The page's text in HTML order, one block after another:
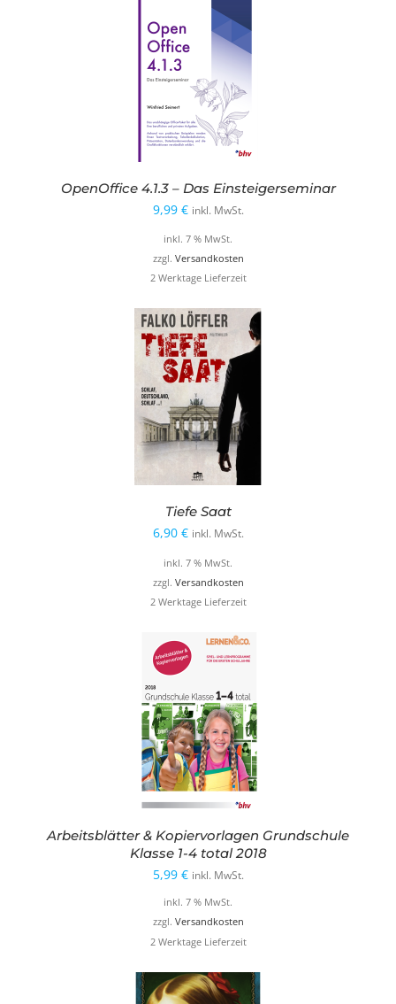
OpenOffice 4.1.3 – Das Einsteigerseminar
9,99 € inkl. MwSt.
inkl. 7 % MwSt.
zzgl. Versandkosten
2 Werktage Lieferzeit
Tiefe Saat
6,90 € inkl. MwSt.
inkl. 7 % MwSt.
zzgl. Versandkosten
2 Werktage Lieferzeit
Arbeitsblätter & Kopiervorlagen Grundschule
Klasse 1-4 total 2018
5,99 € inkl. MwSt.
inkl. 7 % MwSt.
zzgl. Versandkosten
2 Werktage Lieferzeit